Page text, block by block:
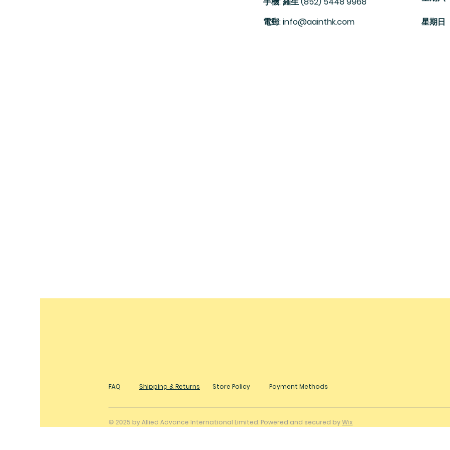
電郵: info@aainthk.com
星期日
FAQ Shipping & Returns Store Policy Payment Methods
© 2025 by Allied Advance International Limited. Powered and secured byWix